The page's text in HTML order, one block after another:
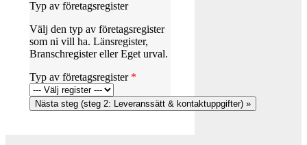
Typ av företagsregister
Välj den typ av företagsregister
som ni vill ha. Länsregister,
Branschregister eller Eget urval.
Typ av företagsregister *